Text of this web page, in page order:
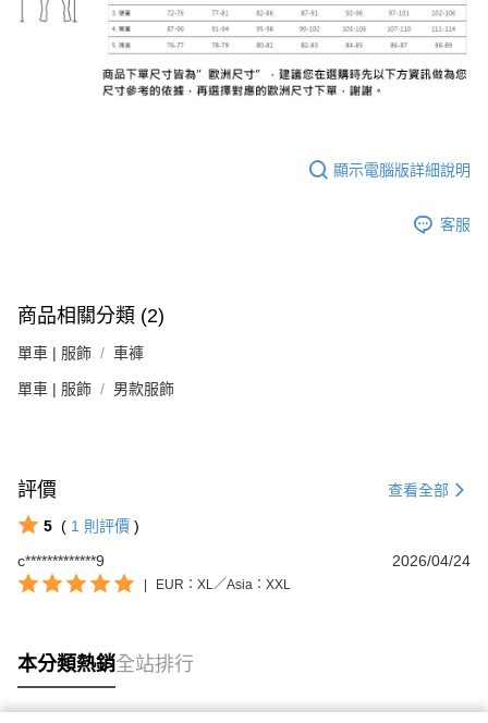
顯示電腦版詳細說明
客服
商品相關分類 (2)
單車 | 服飾 車褲
單車 | 服飾 男款服飾
評價 查看全部
5 ( 1 則評價 )
c*************9
2026/04/24
EUR：XL／Asia：XXL
本分類熱銷全站排行